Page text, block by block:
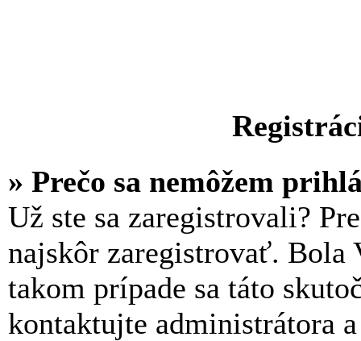
» Prečo sa nemôžem
Už ste sa zaregistrovali?
najskôr zaregistrovať. Bola
takom prípade sa táto
kontaktujte administrátora